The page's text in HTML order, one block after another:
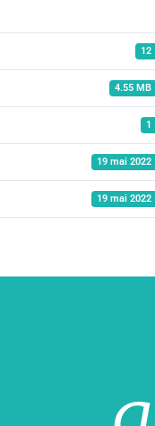
12
4.55 MB
1
19 mai 2022
19 mai 2022